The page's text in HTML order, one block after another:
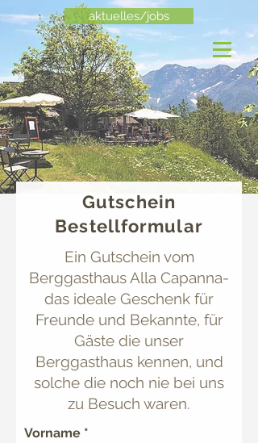
aktuelles/jobs
Gutschein
Bestellformular
Ein Gutschein vom
Berggasthaus Alla Capanna-
das ideale Geschenk für
Freunde und Bekannte, für
Gäste die unser
Berggasthaus kennen, und
solche die noch nie bei uns
zu Besuch waren.
Vorname